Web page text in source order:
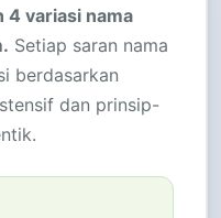
4 variasi nama
Setiap saran nama
berdasarkan
dan prinsip-